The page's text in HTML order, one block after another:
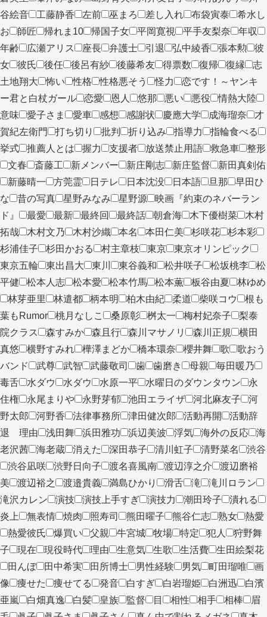
谷絵音
工藤静香 左前 巫まろ 差し入れ 布袋寅泰
希水し
お
師匠 帰れま10 帰国子女 平岡寛視 平手友梨奈
年収
年齢
広瀬アリス 座長 弁護士 引退 弘中綾香 張本勲
彼
女
彼氏 後任 後呂有紗 後藤希友 得票数 復帰 復縁
志
土地翔大
怖い 性格 性格悪そう 怪力
恋です！～ヤンキ
ー君と白杖ガール
恋愛 恩人 悠那 悪い 悪役
情熱大陸
意味
愛子さま 愛車 感想 感謝状 慶應大学 成海瑠奈
才
賀紀左衛門
打ち切り 批判 折り込み 指導力
指輪食べる
挙式
推薦人とは 握力 支援者 放送禁止用語 救急車
整形
文春
斎藤工 新メンバー 新庄剛志 新庄監督
新田真剣佑
新藤晴一
方莞霊 日テレ 日本沈没 日本語 旦那
早田ひ
な
昔の写真 星野みなみ 星野源
映画『約束のネバーラン
ド』
最愛 最新 最終回 最終話 朝倉海 木下優樹菜
木村
拓哉
木村文乃 木村沙織 本名 本田仁美 杉咲花
杉本彩
杉浦佳子
杉田かおる 村主章枝 東京
東京オリンピック
東京五輪
東出昌大 東川 東谷義和 松井咲子 松坂桃李
松
平健
松本人志 松本愛 松本竹馬 松本薫 板谷由夏
林ゆめ
林芽亜里
林遣都 柄本明 柏木由紀 柔道 柴咲コウ
根も
葉もRumor
桃月なしこ 桑原彰 桝太一 梅村妃奈子
梨泰
院クラス
森すみか 森且行 森川マサノリ 森川正規
横田
真悠
横野すみれ 樺澤まどか 橋本環奈 櫻井舞 歌
歌おう
バンド
武尊 武智 武藤敬司 歯 歯磨き 母親
毎田暖乃
毒舌
水ダウ 水ダウ 水原一平 水曜日のダウンタウン
永
住権
永尾まりや 永野芽郁 池田エライザ 河北麻友子
河
野太郎
河野香 法律事務所 津田健次郎 活動再開
活動辞
退 理由
浅田舞 浜田雅功 浜辺美波 浮気 海外の反応
海
老沢茜
海老蔵 消えた 深田恭子 清川虹子 清野菜名
渋谷
渋谷凪咲
渋野日向子 渡名喜風南 渡辺淳之介
渡辺磨裕
美
渡辺裕之 渡邉貴義 満島ひかり 滑舌 滝
滝川ロラン
滝沢カレン
演技 演技上手すぎ 演技力 潮田玲子
潰れる
炎上
無表情 焼肉 照寿司 熊田曜子 熊谷仁志 熟女
熱愛
熱愛彼氏
爆買い 父親 牛宮城 牧場 特定 犯人
狩野舞
子
現在 現役時代 理由 生意気 生歌 生活費
生田絵梨花
田んぼ
田中希実 田所博士 男性経験 男気 町田瑠唯
画
像
痩せた 痩せてる 発音 白すぎ 白岩瑠姫 白洲迅
白濱
亜嵐
白畑真逸 白髪 皇族 監督 目 相性 相手 相棒
眉